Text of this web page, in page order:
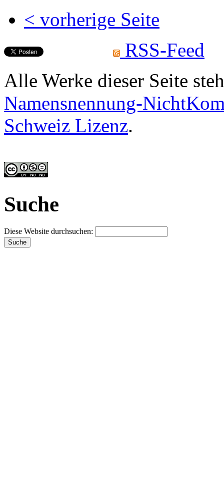
< vorherige Seite
RSS-Feed
Alle Werke dieser Seite
Namensnennung-
Schweiz Lizenz.
Suche
Diese Website durchsuchen: